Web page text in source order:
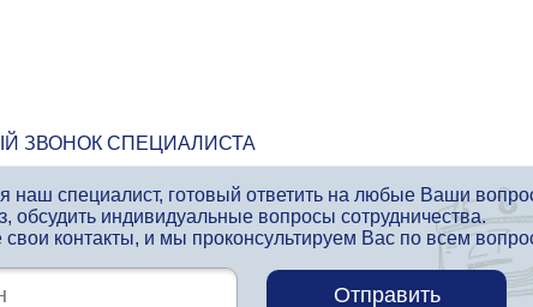
ЗВОНОК СПЕЦИАЛИСТА
специалист, готовый ответить на любые Ваши
обсудить индивидуальные вопросы сотрудничества.
свои контакты, и мы проконсультируем Вас по всем